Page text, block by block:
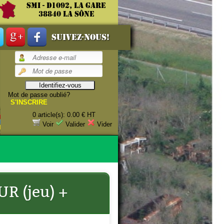
SMI - D1092, La gare
38840 La Sône
Suivez-nous!
Mot de passe oublié?
S'INSCRIRE
0 article(s): 0.00 € HT
Voir
Valider Vider
(jeu) +
peuvent